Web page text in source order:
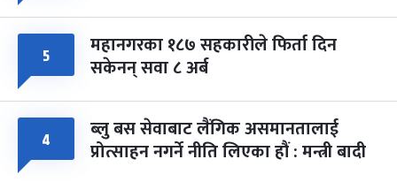
५ महानगरका १८७ सहकारीले फिर्ता दिन
सकेनन् सवा ८ अर्ब
४ ब्लु बस सेवाबाट लैंगिक असमानतालाई
प्रोत्साहन नगर्ने नीति लिएका हौं : मन्त्री बादी